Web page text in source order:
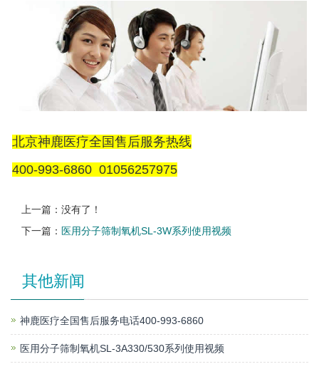
北京神鹿医疗全国售后服务热线
400-993-6860 01056257975
上一篇：没有了！
下一篇： 医用分子筛制氧机SL-3W系列使用视频
其他新闻
神鹿医疗全国售后服务电话400-993-6860
医用分子筛制氧机SL-3A330/530系列使用视频